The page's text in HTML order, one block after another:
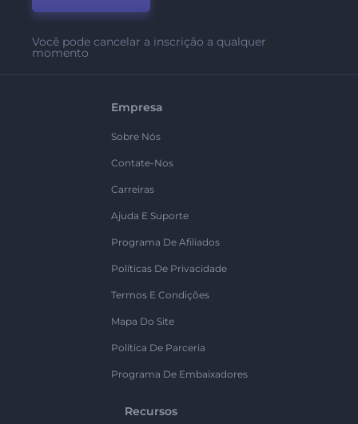
Você pode cancelar a inscrição a qualquer
momento
Empresa
Sobre Nós
Contate-Nos
Carreiras
Ajuda E Suporte
Programa De Afiliados
Políticas De Privacidade
Termos E Condições
Mapa Do Site
Política De Parceria
Programa De Embaixadores
Recursos